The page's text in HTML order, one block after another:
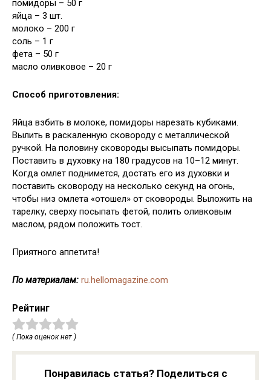
помидоры – 50 г
яйца – 3 шт.
молоко – 200 г
соль – 1 г
фета – 50 г
масло оливковое – 20 г
Способ приготовления:
Яйца взбить в молоке, помидоры нарезать кубиками.
Вылить в раскаленную сковороду с металлической
ручкой. На половину сковороды высыпать помидоры.
Поставить в духовку на 180 градусов на 10–12 минут.
Когда омлет поднимется, достать его из духовки и
поставить сковороду на несколько секунд на огонь,
чтобы низ омлета «отошел» от сковороды. Выложить на
тарелку, сверху посыпать фетой, полить оливковым
маслом, рядом положить тост.
Приятного аппетита!
По материалам: ru.hellomagazine.com
Рейтинг
( Пока оценок нет )
Понравилась статья? Поделиться с